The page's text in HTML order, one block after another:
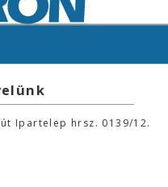
Ipartelep hrsz. 0139/12.